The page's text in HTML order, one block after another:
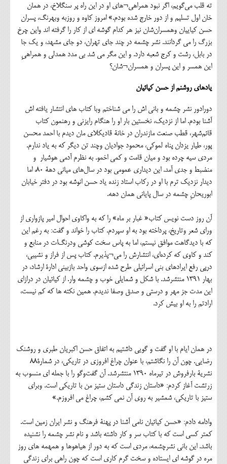
ته قلب می‌گویم، اگر نبود همراهی¬های او در این راه پر سنگلاخ، در همان
خان اول تسلیم و از دور خارج شده بودم.» امروز کاوه و روزبه وبهرنگ، پسران
حسن کیاییان وهمسران‌شان نیز هر کدام گوشه ای از کار را گرفته اند واین چرخ
بزرگ را می گردانند. نشر چشمه در چند جای تهران، دو جای مشهد، و یک جا
در بابل، رشت و کرج شعبه دارد. و این مگر می شد بی مدد همدلی و همراهیِ
این همسر و این پسران و همسران¬شان؟
یادهای روشنم از حسن کیائیان
دورادور نشر چشمه و بانی اش را می شناختم وبا کتاب های انتشار یافته اش
آشنا بودم. اما از نزدیک، نخستین بار او را هنگام رایزنی و رهنمون کتاب
قائم‌شهر، قطب صنعت مازندران در خانۀ قادیکلای مان دیدم با احمد محسن
پور، طیار یزدان پناه لموکی، محمود جوادیان وچند تن دیگر که به یاد ندارم.
مردی سیه چرده بود و میان قامت و کمی اخمو. به نظرم آدمی هوشیار و
منضبط و جدی آمد. این دیداری عمومی بود در سال‌های میانی دهۀ ۸۰، اما
دیدار نزدیک ترم با او در رکاب استاد زنده یاد حسن انوشه بود در دفتر خیابان
ابوریحانِ چشمه در سال پایانی همان دهه.
آن روز دست نویس کتاب« غبار بر ماه» را که به واکاوی احوال امیر پازواری از
ورای شعر وتاریخ، پرداخته بود به او سپردم. کتاب را خواند و گفت: به رغم این
که با دیدگاهت موافق نیستم، اما به پاس سخت کوشی ودرنگ‌ات در منابع و
کند و کاوی که کرده‌ای، انتشارش را می¬پذیرم. کتاب پس از فراز و نشیبی،
درپی رفع ایرادهای بنی اسرائیلی طرح شده ازسوی واحد بازبینی ادارۀ ارشاد، در
بهار ۱۳۹1 منتشرشد. با شکل و شمایلی خوب و چشمه وار. از کیائیان در درازای
این مدت جز مهر و درستی و صدق وصفا ندیدم. همین نکته ها که کم نیست،
ارادتم را به او بیش کرد.
در همان ایام با او گفت و گویی داشتیم به اتفاق حسن اکبریان طبری و روشنک
رضایی. چون آن را نگاشتم، با عنوان چراغ افروزی در تاریکی، در شمارۀ۸۸
نشریۀ بارفروش در تیرماه ۱۳۹۰ منتشرشد. آن گفت‌وگو را با جمله ای منسوب به
زرتشت آغاز کردم: «داستان زندگی داستان ستیز من با تاریکی است. وبرای
ستیز با تاریکی، شمشیر به روی آن نمی کشم، چراغ می افروزم.»
وادامه دادم: «حسن کیائیان نامی آشنا در پهنۀ فرهنگ و نشر ایران زمین است.
کمتر کسی است که با کتاب سر و کار داشته باشد و نام نشر چشمه را نشنیده
باشد. این بانی نشرچشمه، مردی است که به دور از هیاهوها و همهمه های روز
مره در گوشه ای ایستاده و سخت گرم کاری است که چون راهی برای زندگی